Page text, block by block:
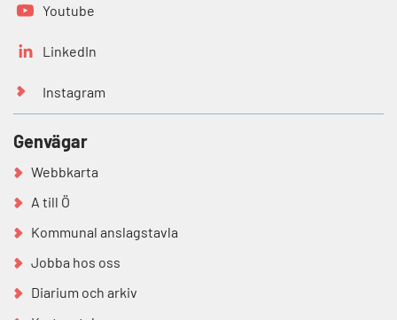
Youtube
LinkedIn
Instagram
Genvägar
Webbkarta
A till Ö
Kommunal anslagstavla
Jobba hos oss
Diarium och arkiv